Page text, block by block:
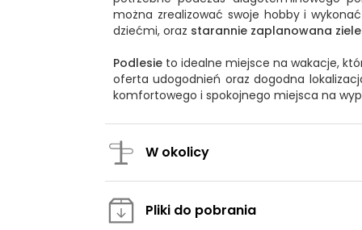
można zrealizować swoje hobby i
dziećmi, oraz starannie zaplanowana
Podlesie to idealne miejsce na wakacje,
oferta udogodnień oraz dogodna
komfortowego i spokojnego miejsca na
W okolicy
Pliki do pobrania